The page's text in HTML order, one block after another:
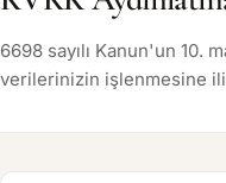
6698 sayılı Kanun'un 10.
verilerinizin işlenmesine